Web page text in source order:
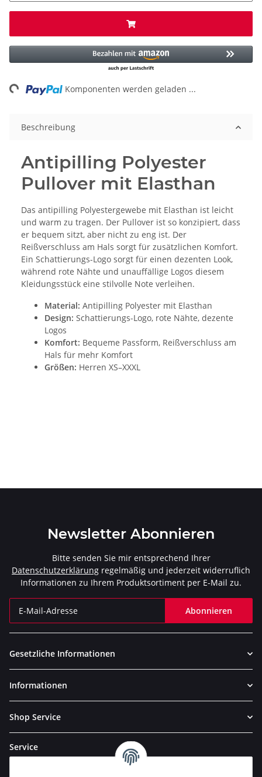
Komponenten werden geladen ...
Beschreibung
Antipilling Polyester
Pullover mit Elasthan
Das antipilling Polyestergewebe mit Elasthan ist leicht
und warm zu tragen. Der Pullover ist so konzipiert, dass
er bequem sitzt, aber nicht zu eng ist. Der
Reißverschluss am Hals sorgt für zusätzlichen Komfort.
Ein Schattierungs-Logo sorgt für einen dezenten Look,
während rote Nähte und unauffällige Logos diesem
Kleidungsstück eine stilvolle Note verleihen.
Material: Antipilling Polyester mit Elasthan
Design: Schattierungs-Logo, rote Nähte, dezente
Logos
Komfort: Bequeme Passform, Reißverschluss am
Hals für mehr Komfort
Größen: Herren XS–XXXL
Newsletter Abonnieren
Bitte senden Sie mir entsprechend Ihrer
Datenschutzerklärung regelmäßig und jederzeit widerruflich
Informationen zu Ihrem Produktsortiment per E-Mail zu.
Abonnieren
Gesetzliche Informationen
Informationen
Shop Service
Service